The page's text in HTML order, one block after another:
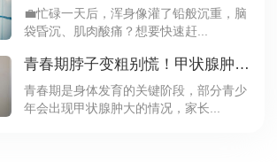
💼忙碌一天后，浑身像灌了铅般沉重，脑
袋昏沉、肌肉酸痛？想要快速赶...
青春期脖子变粗别慌！甲状腺肿大需要治疗吗？
青春期是身体发育的关键阶段，部分青少
年会出现甲状腺肿大的情况，家长...